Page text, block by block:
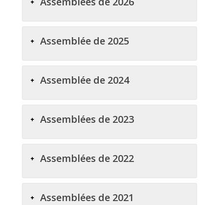
Assemblée de 2025
Assemblée de 2024
Assemblées de 2023
Assemblées de 2022
Assemblées de 2021